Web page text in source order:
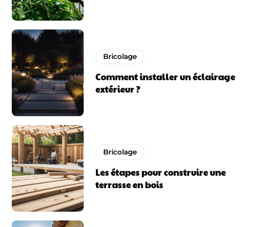
Bricolage
Comment installer un éclairage
extérieur ?
Bricolage
Les étapes pour construire une
terrasse en bois